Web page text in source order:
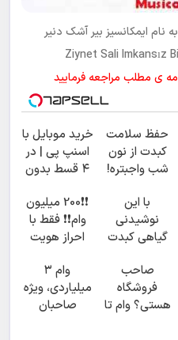
به نام ایمکانسیز بیر آشک دنیر
ی مطلب مراجعه فرمایید
حفظ سلامت
کبدت از نون
شب واجبتره!
خرید موبایل با
اسنپ پی | در
۴ قسط بدون
با این
نوشیدنی
گیاهی کبدت
پرقدرته55%تخفیف
❗❗200 میلیون
وام❗❗ فقط با
احراز هویت
صاحب
فروشگاه
هستی؟ وام تا
وام ۳
میلیاردی، ویژه
صاحبان